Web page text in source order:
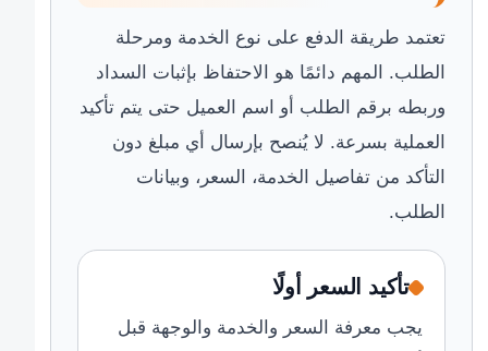
تعتمد طريقة الدفع على نوع الخدمة ومرحلة
الطلب. المهم دائمًا هو الاحتفاظ بإثبات السداد
وربطه برقم الطلب أو اسم العميل حتى يتم تأكيد
العملية بسرعة. لا يُنصح بإرسال أي مبلغ دون
التأكد من تفاصيل الخدمة، السعر، وبيانات
الطلب.
تأكيد السعر أولًا
يجب معرفة السعر والخدمة والوجهة قبل